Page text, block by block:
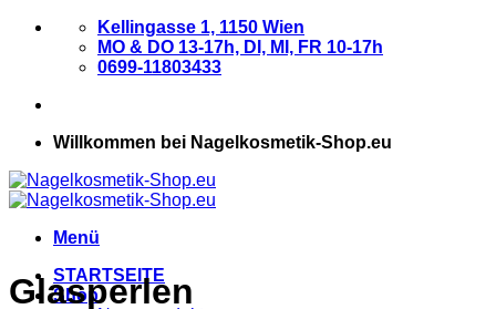
Zum
Kellingasse 1, 1150 Wien
MO & DO 13-17h, DI, MI, FR 10-17h
0699-11803433
Willkommen bei Nagelkosmetik-Shop.eu
Menü
STARTSEITE
Shop
Glasperlen